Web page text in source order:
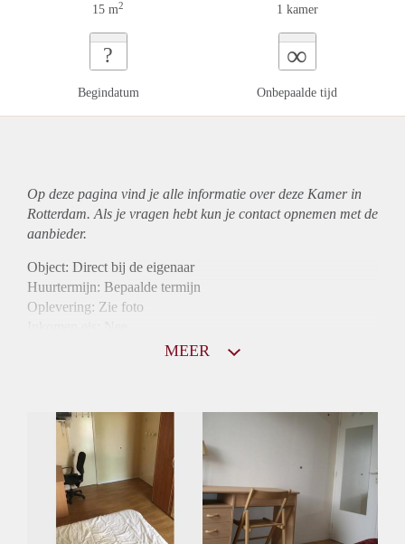
15 m2 1 kamer
?
Begindatum
∞
Onbepaalde tijd
Op deze pagina vind je alle informatie over deze Kamer in
Rotterdam. Als je vragen hebt kun je contact opnemen met de
aanbieder.
Object: Direct bij de eigenaar
Huurtermijn: Bepaalde termijn
Oplevering: Zie foto
Gedeelde Douche: Ja
Gedeelde woonkamer: Ja
Huisgenoten: Ja
Geslacht huisgenoten: Gemengd
MEER